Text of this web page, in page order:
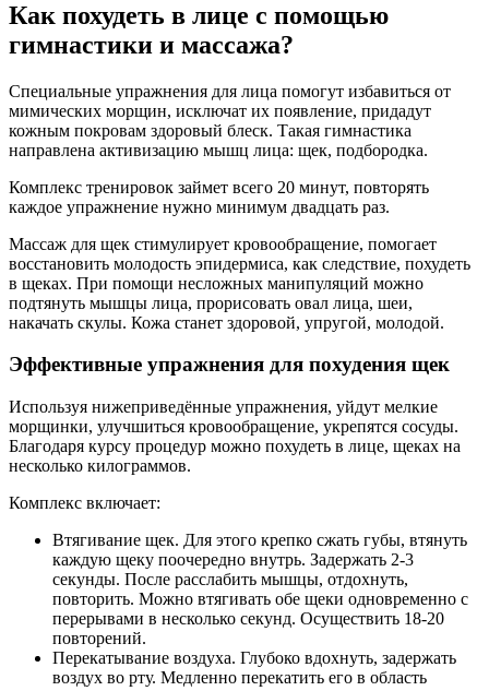
Как похудеть в лице с помощью
гимнастики и массажа?
Специальные упражнения для лица помогут избавиться от
мимических морщин, исключат их появление, придадут
кожным покровам здоровый блеск. Такая гимнастика
направлена активизацию мышц лица: щек, подбородка.
Комплекс тренировок займет всего 20 минут, повторять
каждое упражнение нужно минимум двадцать раз.
Массаж для щек стимулирует кровообращение, помогает
восстановить молодость эпидермиса, как следствие, похудеть
в щеках. При помощи несложных манипуляций можно
подтянуть мышцы лица, прорисовать овал лица, шеи,
накачать скулы. Кожа станет здоровой, упругой, молодой.
Эффективные упражнения для похудения щек
Используя нижеприведённые упражнения, уйдут мелкие
морщинки, улучшиться кровообращение, укрепятся сосуды.
Благодаря курсу процедур можно похудеть в лице, щеках на
несколько килограммов.
Комплекс включает:
Втягивание щек. Для этого крепко сжать губы, втянуть
каждую щеку поочередно внутрь. Задержать 2-3
секунды. После расслабить мышцы, отдохнуть,
повторить. Можно втягивать обе щеки одновременно с
перерывами в несколько секунд. Осуществить 18-20
повторений.
Перекатывание воздуха. Глубоко вдохнуть, задержать
воздух во рту. Медленно перекатить его в область